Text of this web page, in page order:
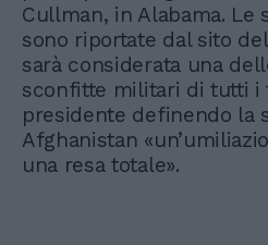
Cullman, in Alabama. Le
sono riportate dal sito
sarà considerata una
sconfitte militari di tutti i
presidente definendo la
Afghanistan
una resa totale».